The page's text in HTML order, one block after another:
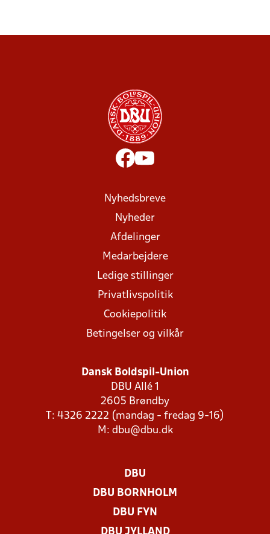
Nyhedsbreve
Nyheder
Afdelinger
Medarbejdere
Ledige stillinger
Privatlivspolitik
Cookiepolitik
Betingelser og vilkår
Dansk Boldspil-Union
DBU Allé 1
2605 Brøndby
T: 4326 2222 (mandag - fredag 9-16)
M: dbu@dbu.dk
DBU
DBU BORNHOLM
DBU FYN